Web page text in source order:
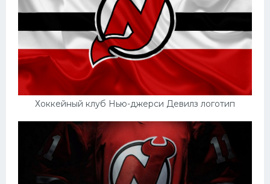
Хоккейный клуб Нью-джерси Девилз логотип